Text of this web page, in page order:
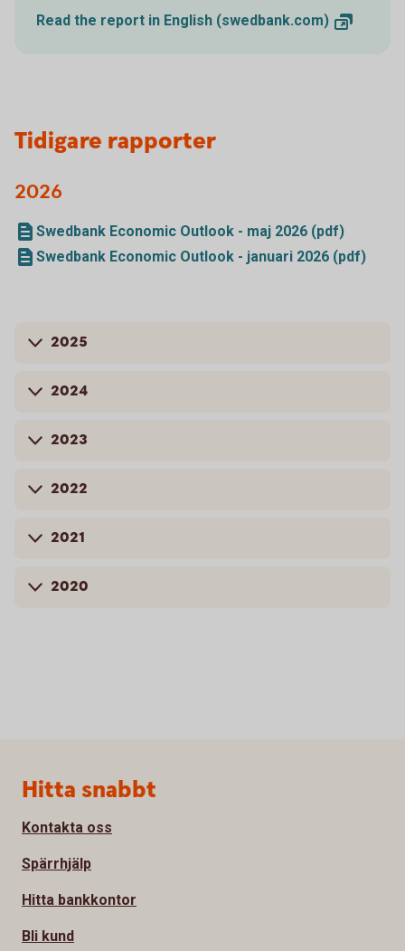
Read the report in English (swedbank.com)
Tidigare rapporter
2026
Swedbank Economic Outlook - maj 2026 (pdf)
Swedbank Economic Outlook - januari 2026 (pdf)
2025
2024
2023
2022
2021
2020
Sidfot
Hitta snabbt
Kontakta oss
Spärrhjälp
Hitta bankkontor
Bli kund